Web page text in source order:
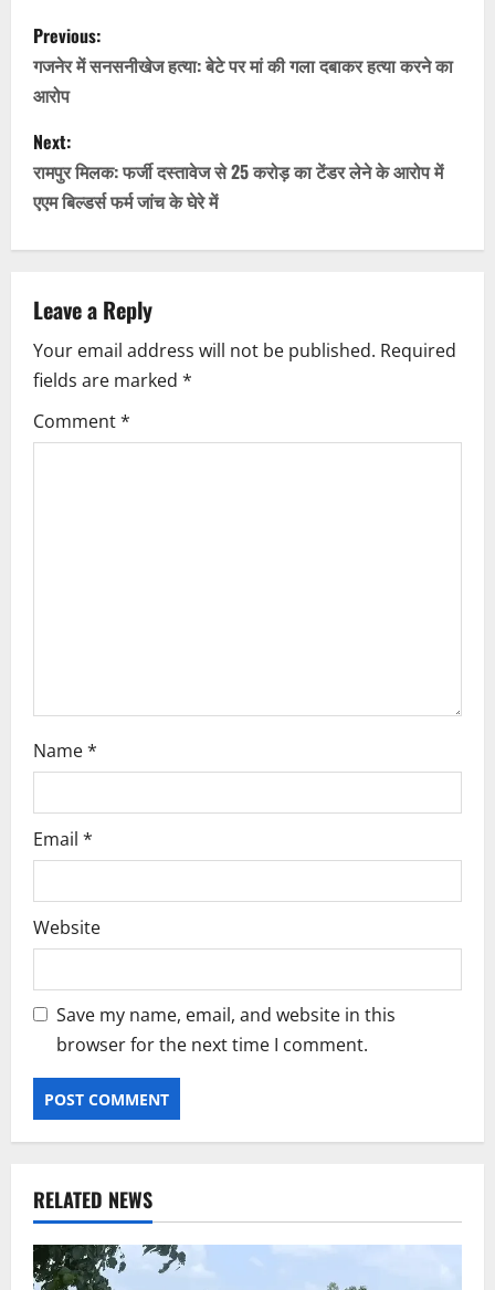
P
o
s
t
n
a
v
i
g
a
Previous:
गजनेर में सनसनीखेज हत्या: बेटे पर मां की गला दबाकर हत्या करने का
आरोप
Next:
रामपुर मिलक: फर्जी दस्तावेज से 25 करोड़ का टेंडर लेने के आरोप में
एएम बिल्डर्स फर्म जांच के घेरे में
Leave a Reply
Your email address will not be published. Required
fields are marked *
Comment*
Name*
Email *
Website
Save my name, email, and website in this
browser for the next time I comment.
RELATED NEWS